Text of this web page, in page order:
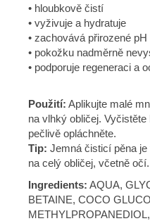
• hloubkově čistí
• vyživuje a hydratuje
• zachovává přirozené pH
• pokožku nadměrně
• podporuje regeneraci a
Použití: Aplikujte malé
na vlhký obličej.
pečlivě opláchněte.
Tip: Jemná čisticí pěna
na celý obličej, včetně očí.
Ingredients: AQUA,
BETAINE, COCO